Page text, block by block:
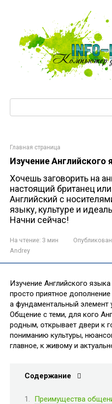
Главная страница
Изучение Английского
Хочешь заговорить на
настоящий британец
Английский с
языку, культуре и
Начни сейчас!
На чтение: 3 мин
Andrey
Изучение Английского
просто приятное
а фундаментальный элемент
Общение с теми, для кого
родным, открывает двери к
пониманию культуры,
главное, к живому и
Содержание
Преимущества